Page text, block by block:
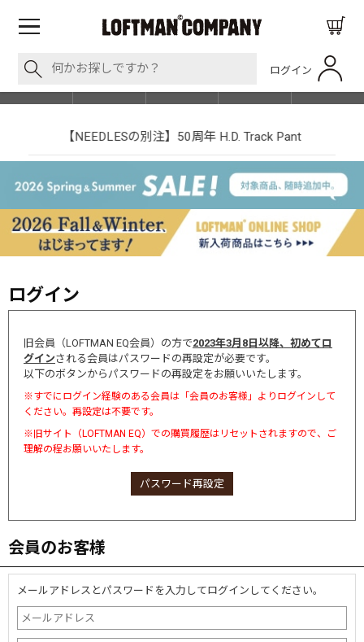
ログイン
SHOP LIST
【NEEDLESの別注】50周年 H.D. Track Pant
ログイン
旧会員（LOFTMAN EQ会員）の方で2023年3月8日以降、初めてロ
グインされる会員はパスワードの再設定が必要です。
以下のボタンからパスワードの再設定をお願いいたします。
※すでにログイン経験のある会員は「会員のお客様」よりログインして
ください。再設定は不要です。
※旧サイト（LOFTMAN EQ）での購買履歴はリセットされますので、ご
理解の程お願いいたします。
パスワード再設定
会員のお客様
メールアドレスとパスワードを入力してログインしてください。